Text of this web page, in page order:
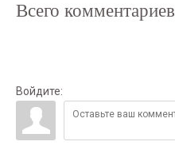
Всего комментариев
Войдите: